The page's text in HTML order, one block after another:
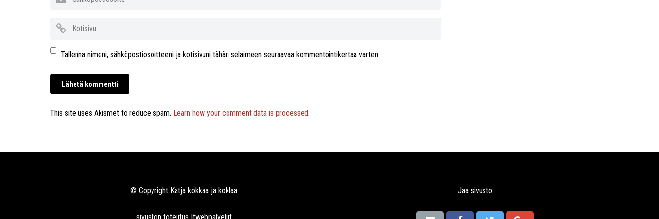
Tallenna nimeni, sähköpostiosoitteeni ja kotisivuni tähän selaimeen seuraavaa kommentointikertaa varten.
This site uses Akismet to reduce spam. Learn how your comment data is processed.
© Copyright Katja kokkaa ja koklaa
sivuston toteutus Itwebpalvelut
Jaa sivusto